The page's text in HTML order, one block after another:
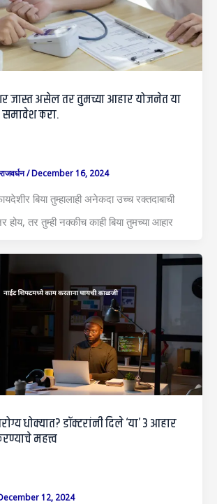
जास्त असेल तर तुमच्या आहार योजनेत या
समावेश करा.
/December 16, 2024
बिया तुम्हालाही अनेकदा उच्च रक्तदाबाची
तर तुम्ही नक्कीच काही बिया तुमच्या आहार
धोक्यात? डॉक्टरांनी दिले ‘या’ 3 आहार
महत्त्व
12, 2024